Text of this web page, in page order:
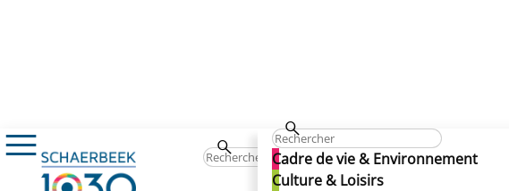
Cadre de vie & Environnement
Culture & Loisirs
Seniors
Seniors
Seniors